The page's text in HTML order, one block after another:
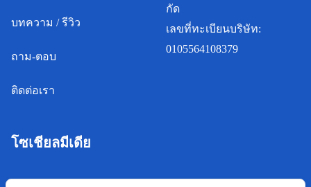
บทความ / รีวิว
ถาม-ตอบ
ติดต่อเรา
กัด
เลขที่ทะเบียนบริษัท:
0105564108379
โซเชียลมีเดีย